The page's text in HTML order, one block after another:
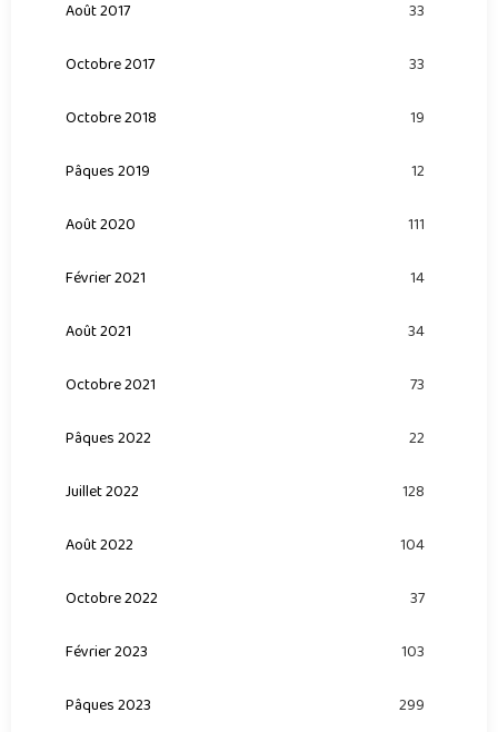
Août 2017 33
Octobre 2017 33
Octobre 2018 19
Pâques 2019 12
Août 2020 111
Février 2021 14
Août 2021 34
Octobre 2021 73
Pâques 2022 22
Juillet 2022 128
Août 2022 104
Octobre 2022 37
Février 2023 103
Pâques 2023 299